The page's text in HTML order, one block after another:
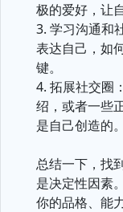
极的爱好，让
3. 学习沟通和
表达自己，如
键。
4. 拓展社交圈
绍，或者一些
是自己创造的。
总结一下，找
是决定性因素
你的品格、能